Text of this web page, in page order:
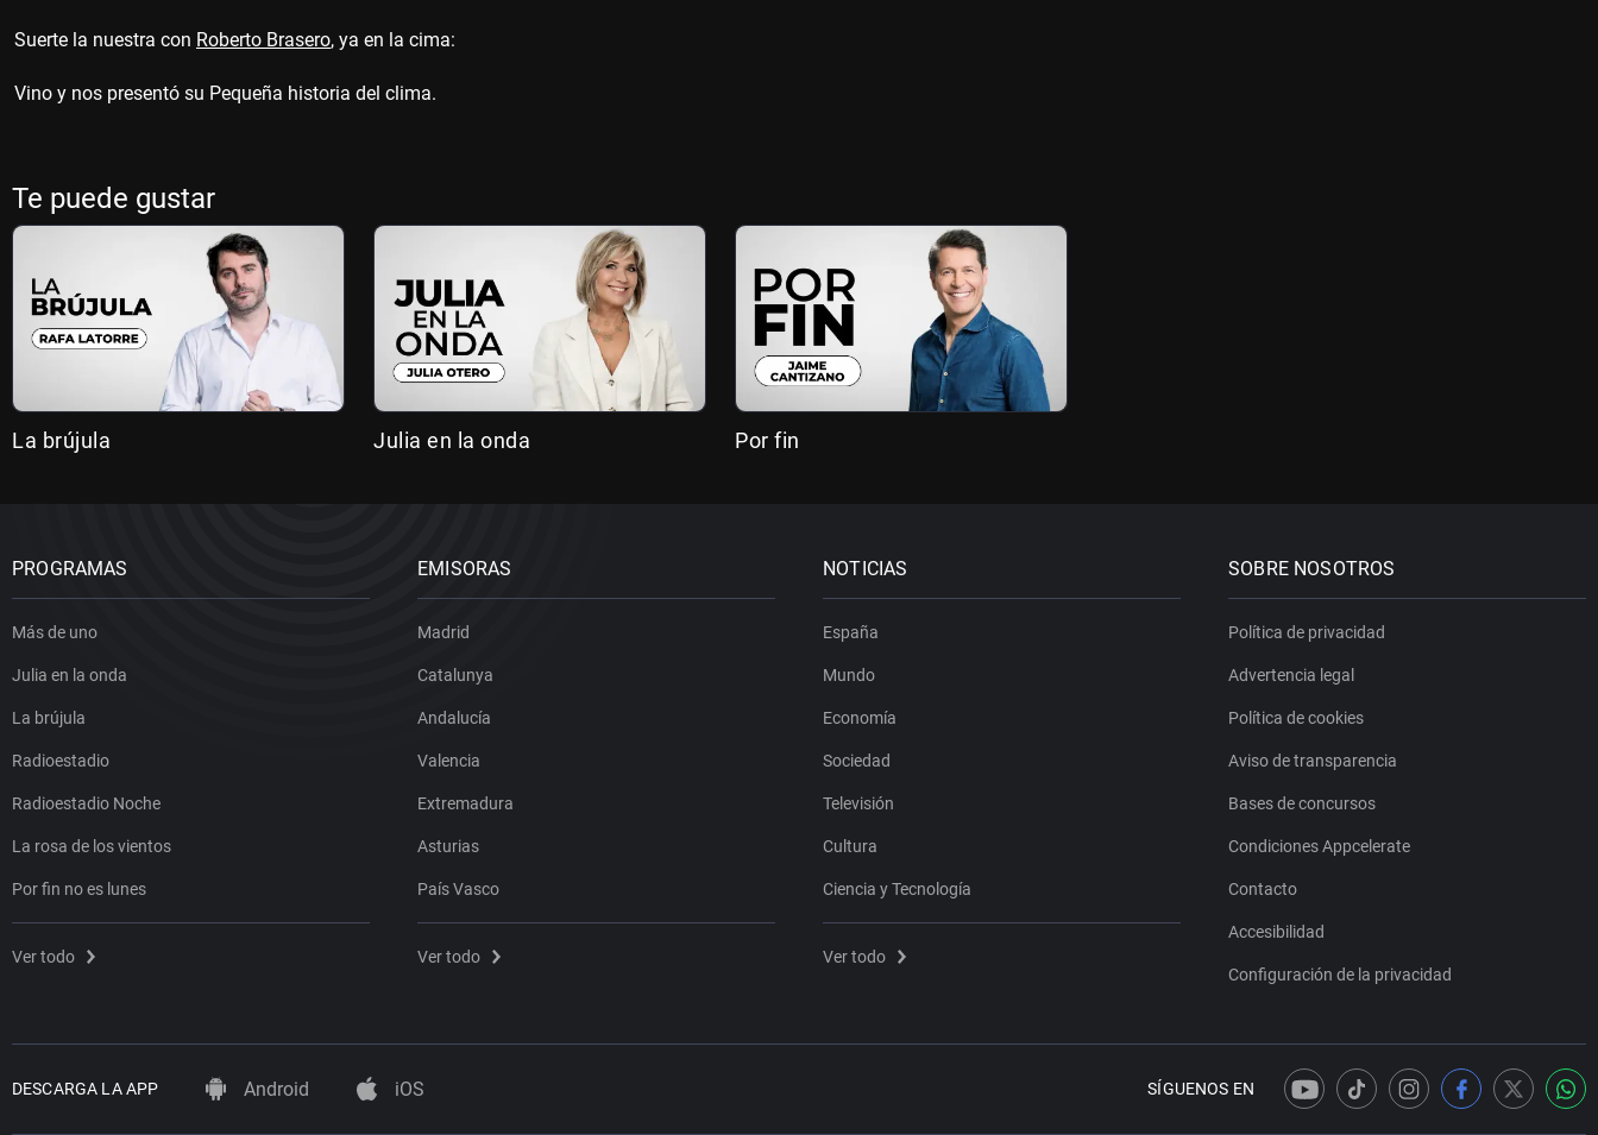
Suerte la nuestra con Roberto Brasero, ya en la cima:
Vino y nos presentó su Pequeña historia del clima.
Te puede gustar
La brújula Julia en la onda Por fin
PROGRAMAS
Más de uno
Julia en la onda
La brújula
Radioestadio
Radioestadio Noche
La rosa de los vientos
Por fin no es lunes
Ver todo
EMISORAS
Madrid
Catalunya
Andalucía
Valencia
Extremadura
Asturias
País Vasco
Ver todo
NOTICIAS
España
Mundo
Economía
Sociedad
Televisión
Cultura
Ciencia y Tecnología
Ver todo
SOBRE NOSOTROS
Política de privacidad
Advertencia legal
Política de cookies
Aviso de transparencia
Bases de concursos
Condiciones Appcelerate
Contacto
Accesibilidad
Configuración de la privacidad
DESCARGA LA APP Android iOS SÍGUENOS EN